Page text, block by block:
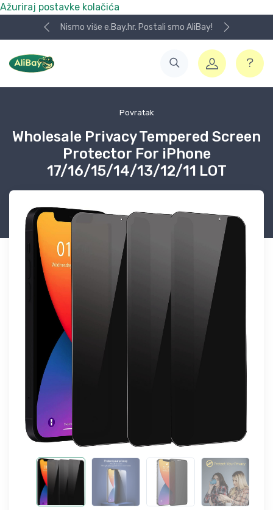
Ažuriraj postavke kolačića
Nismo više e.Bay.hr. Postali smo AliBay!
Povratak
Wholesale Privacy Tempered Screen
Protector For iPhone
17/16/15/14/13/12/11 LOT